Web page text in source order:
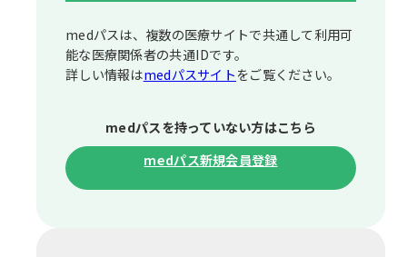
medパスは、複数の医療サイトで共通して利⽤可
能な医療関係者の共通IDです。
詳しい情報はmedパスサイトをご覧ください。
medパスを持っていない⽅はこちら
medパス新規会員登録